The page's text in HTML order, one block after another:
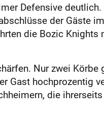
Defensive deutlich.
der Gäste im
die Bozic Knights
Nur zwei Körbe
Gast hochprozentig
die